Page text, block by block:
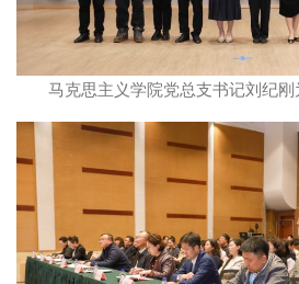
马克思主义学院党总支书记刘纪